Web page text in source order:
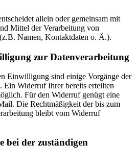
allein oder gemeinsam mit
Mittel der Verarbeitung von
Namen, Kontaktdaten o. Ä.).
zur Datenverarbeitung
Einwilligung sind einige Vorgänge der
Ein Widerruf Ihrer bereits erteilten
Für den Widerruf genügt eine
Die Rechtmäßigkeit der bis zum
bleibt vom Widerruf
bei der zuständigen